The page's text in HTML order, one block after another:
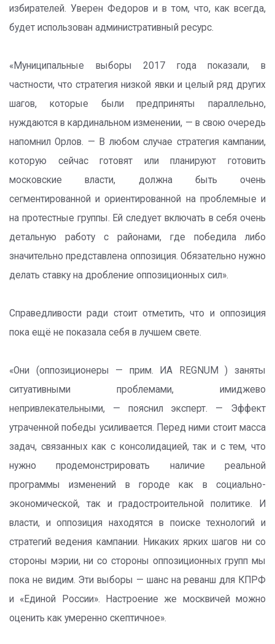
избирателей. Уверен Федоров и в том, что, как всегда,
будет использован административный ресурс.
«Муниципальные выборы 2017 года показали, в
частности, что стратегия низкой явки и целый ряд других
шагов, которые были предприняты параллельно,
нуждаются в кардинальном изменении, — в свою очередь
напомнил Орлов. — В любом случае стратегия кампании,
которую сейчас готовят или планируют готовить
московские власти, должна быть очень
сегментированной и ориентированной на проблемные и
на протестные группы. Ей следует включать в себя очень
детальную работу с районами, где победила либо
значительно представлена оппозиция. Обязательно нужно
делать ставку на дробление оппозиционных сил».
Справедливости ради стоит отметить, что и оппозиция
пока ещё не показала себя в лучшем свете.
«Они (оппозиционеры — прим. ИА REGNUM ) заняты
ситуативными проблемами, имиджево
непривлекательными, — пояснил эксперт. — Эффект
утраченной победы усиливается. Перед ними стоит масса
задач, связанных как с консолидацией, так и с тем, что
нужно продемонстрировать наличие реальной
программы изменений в городе как в социально-
экономической, так и градостроительной политике. И
власти, и оппозиция находятся в поиске технологий и
стратегий ведения кампании. Никаких ярких шагов ни со
стороны мэрии, ни со стороны оппозиционных групп мы
пока не видим. Эти выборы — шанс на реванш для КПРФ
и «Единой России». Настроение же москвичей можно
оценить как умеренно скептичное».